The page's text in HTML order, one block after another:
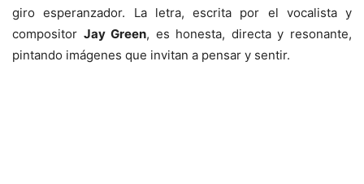
giro esperanzador. La letra, escrita por el vocalista y
compositor Jay Green, es honesta, directa y resonante,
pintando imágenes que invitan a pensar y sentir.